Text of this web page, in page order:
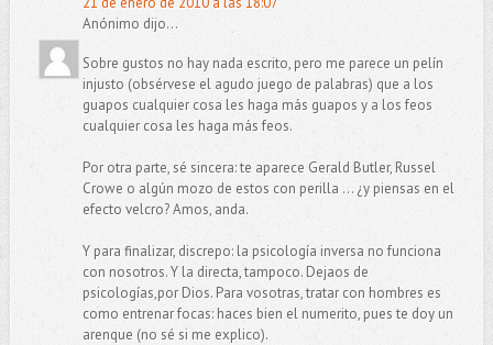
Anónimo dijo...
Sobre gustos no hay nada escrito, pero me parece un pelín
injusto (obsérvese el agudo juego de palabras) que a los
guapos cualquier cosa les haga más guapos y a los feos
cualquier cosa les haga más feos.
Por otra parte, sé sincera: te aparece Gerald Butler, Russel
Crowe o algún mozo de estos con perilla ... ¿y piensas en el
efecto velcro? Amos, anda.
Y para finalizar, discrepo: la psicología inversa no funciona
con nosotros. Y la directa, tampoco. Dejaos de
psicologías,por Dios. Para vosotras, tratar con hombres es
como entrenar focas: haces bien el numerito, pues te doy un
arenque (no sé si me explico).